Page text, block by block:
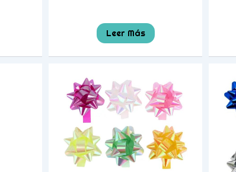
Leer Más